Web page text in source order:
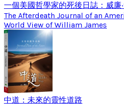
一個美國哲學家的死後日誌：威廉
The Afterdeath Journal of an
World View of William James
中道：未來的靈性道路